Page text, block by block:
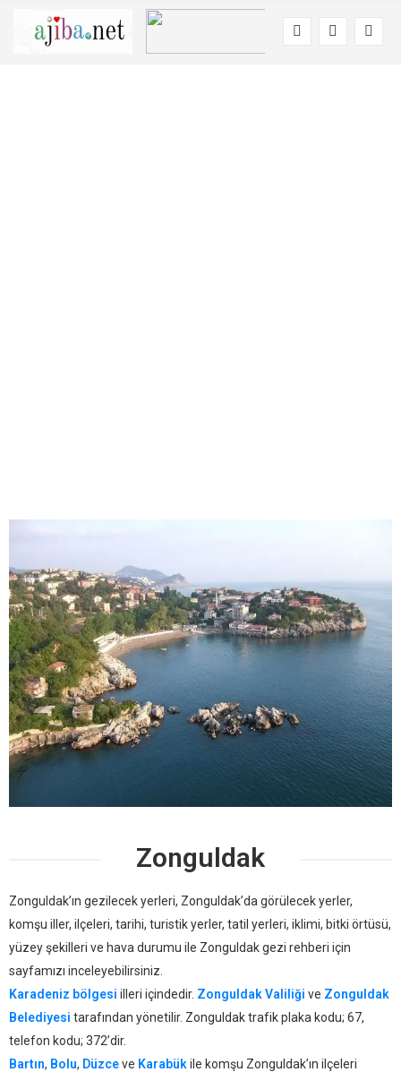
Zonguldak
Zonguldak’ın gezilecek yerleri, Zonguldak’da görülecek yerler,
komşu iller, ilçeleri, tarihi, turistik yerler, tatil yerleri, iklimi, bitki örtüsü,
yüzey şekilleri ve hava durumu ile Zonguldak gezi rehberi için
sayfamızı inceleyebilirsiniz.
Karadeniz bölgesi illeri içindedir. Zonguldak Valiliği ve Zonguldak
Belediyesi tarafından yönetilir. Zonguldak trafik plaka kodu; 67,
telefon kodu; 372’dir.
Bartın, Bolu, Düzceve Karabükile komşu Zonguldak’ın ilçeleri